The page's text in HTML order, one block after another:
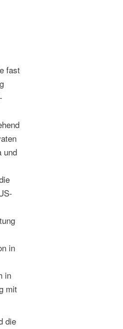
fast
und
in
in
mit
die